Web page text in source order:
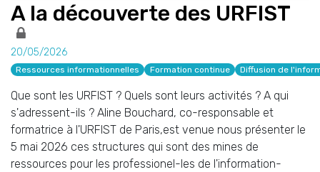
A la découverte des URFIST
20/05/2026
Ressources informationnelles Formation continue Diffusion de
Que sont les URFIST ? Quels sont leurs activités ? A qui
s'adressent-ils ? Aline Bouchard, co-responsable et
formatrice à l'URFIST de Paris,est venue nous présenter le
5 mai 2026 ces structures qui sont des mines de
ressources pour les professionel-les de l'information-